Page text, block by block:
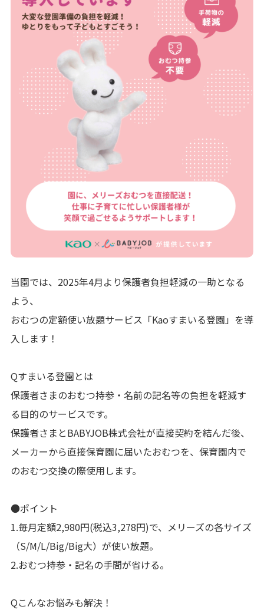
当園では、2025年4月より保護者負担軽減の一助となる
よう、
おむつの定額使い放題サービス「Kaoすまいる登園」を導
入します！
Qすまいる登園とは
保護者さまのおむつ持参・名前の記名等の負担を軽減す
る目的のサービスです。
保護者さまとBABYJOB株式会社が直接契約を結んだ後、
メーカーから直接保育園に届いたおむつを、保育園内で
のおむつ交換の際使用します。
●ポイント
1.毎月定額2,980円(税込3,278円)で、メリーズの各サイズ
（S/M/L/Big/Big大）が使い放題。
2.おむつ持参・記名の手間が省ける。
Qこんなお悩みも解決！